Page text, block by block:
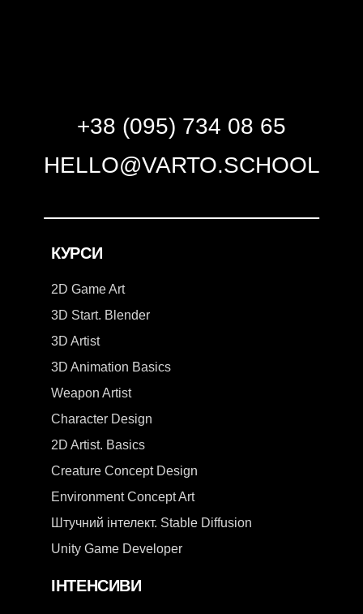
КУРСИ
2D Game Art
3D Start. Blender
3D Artist
3D Animation Basics
Weapon Artist
Character Design
2D Artist. Basics
Creature Concept Design
Environment Concept Art
Штучний інтелект. Stable Diffusion
Unity Game Developer
ІНТЕНСИВИ
+38 (095) 734 08 65
HELLO@VARTO.SCHOOL